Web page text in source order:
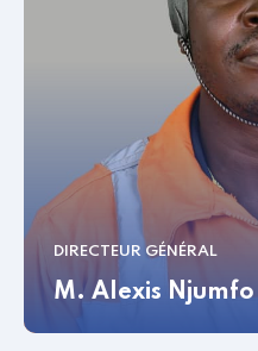
DIRECTEUR GÉNÉRAL
M. Alexis Njumfo